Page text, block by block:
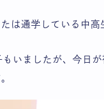
は通学している中高
いましたが、今日